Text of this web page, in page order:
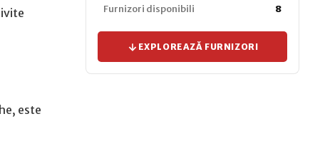
este
Furnizori disponibili 8
EXPLOREAZĂ FURNIZORI